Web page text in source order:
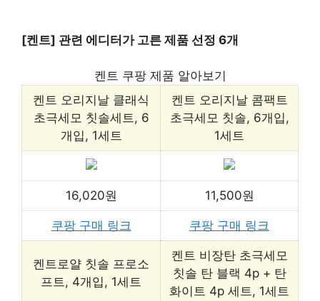
[켄트] 관련 에디터가 고른 제품 선정 6개
켄트 쿠팡 제품 알아보기
켄트 오리지날 클래식
초극세모 칫솔세트, 6
개입, 1세트
켄트 오리지날 콤팩트
초극세모 칫솔, 6개입,
1세트
16,020원 11,500원
쿠팡 구매 링크 쿠팡 구매 링크
켄트로얄 칫솔 프로소
프트, 4개입, 1세트
켄트 비장탄 초극세모
칫솔 탄 블랙 4p + 탄
화이트 4p 세트, 1세트